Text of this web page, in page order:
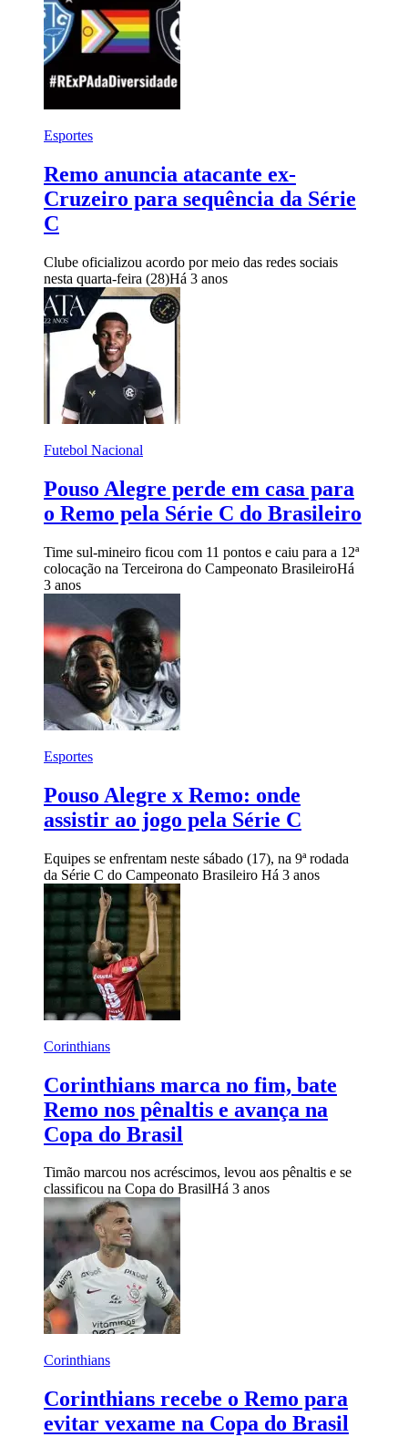
Esportes
Remo anuncia atacante ex-
Cruzeiro para sequência da Série
C
Clube oficializou acordo por meio das redes sociais
nesta quarta-feira (28)Há 3 anos
Futebol Nacional
Pouso Alegre perde em casa para
o Remo pela Série C do Brasileiro
Time sul-mineiro ficou com 11 pontos e caiu para a 12ª
colocação na Terceirona do Campeonato BrasileiroHá
3 anos
Esportes
Pouso Alegre x Remo: onde
assistir ao jogo pela Série C
Equipes se enfrentam neste sábado (17), na 9ª rodada
da Série C do Campeonato Brasileiro Há 3 anos
Corinthians
Corinthians marca no fim, bate
Remo nos pênaltis e avança na
Copa do Brasil
Timão marcou nos acréscimos, levou aos pênaltis e se
classificou na Copa do BrasilHá 3 anos
Corinthians
Corinthians recebe o Remo para
evitar vexame na Copa do Brasil